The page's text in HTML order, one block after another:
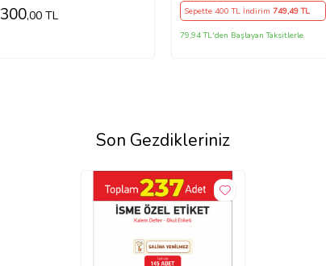
300,00 TL Sepette 400 TL İndirim 749,49 TL
79,94 TL'den Başlayan Taksitlerle
Son Gezdikleriniz